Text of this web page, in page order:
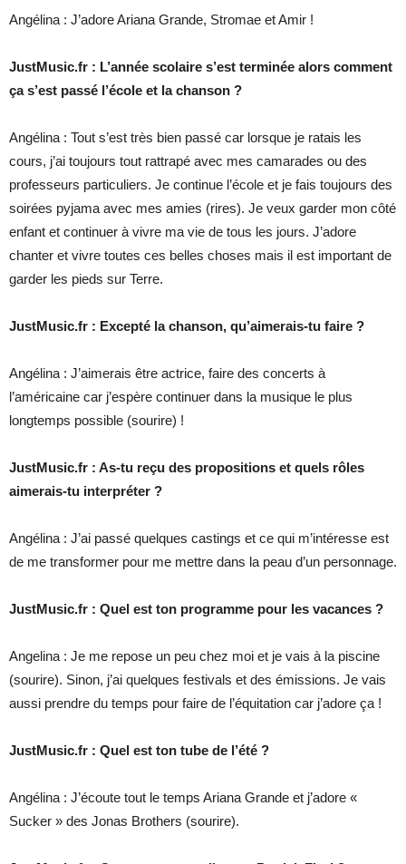
Angélina : J’adore Ariana Grande, Stromae et Amir !
JustMusic.fr : L’année scolaire s’est terminée alors comment
ça s’est passé l’école et la chanson ?
Angélina : Tout s’est très bien passé car lorsque je ratais les
cours, j’ai toujours tout rattrapé avec mes camarades ou des
professeurs particuliers. Je continue l’école et je fais toujours des
soirées pyjama avec mes amies (rires). Je veux garder mon côté
enfant et continuer à vivre ma vie de tous les jours. J’adore
chanter et vivre toutes ces belles choses mais il est important de
garder les pieds sur Terre.
JustMusic.fr : Excepté la chanson, qu’aimerais-tu faire ?
Angélina : J’aimerais être actrice, faire des concerts à
l’américaine car j’espère continuer dans la musique le plus
longtemps possible (sourire) !
JustMusic.fr : As-tu reçu des propositions et quels rôles
aimerais-tu interpréter ?
Angélina : J’ai passé quelques castings et ce qui m’intéresse est
de me transformer pour me mettre dans la peau d’un personnage.
JustMusic.fr : Quel est ton programme pour les vacances ?
Angelina : Je me repose un peu chez moi et je vais à la piscine
(sourire). Sinon, j’ai quelques festivals et des émissions. Je vais
aussi prendre du temps pour faire de l’équitation car j’adore ça !
JustMusic.fr : Quel est ton tube de l’été ?
Angélina : J’écoute tout le temps Ariana Grande et j’adore «
Sucker » des Jonas Brothers (sourire).